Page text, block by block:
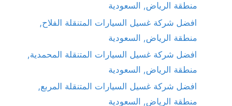
منطقة الرياض, السعودية
افضل شركة غسيل السيارات المتنقلة الفلاح,
منطقة الرياض, السعودية
افضل شركة غسيل السيارات المتنقلة المحمدية,
منطقة الرياض, السعودية
افضل شركة غسيل السيارات المتنقلة المربع,
منطقة الرياض, السعودية